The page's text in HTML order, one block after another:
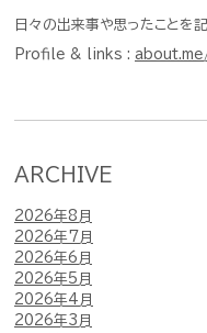
日々の出来事や思ったことを
Profile & links :
ARCHIVE
2026年8月
2026年7月
2026年6月
2026年5月
2026年4月
2026年3月